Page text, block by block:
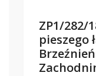
ZP1/282/
pieszego